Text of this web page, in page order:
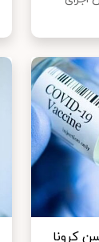
کرونا